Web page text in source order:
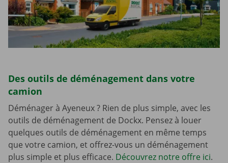
Des outils de déménagement dans votre
camion
Déménager à Ayeneux ? Rien de plus simple, avec les
outils de déménagement de Dockx. Pensez à louer
quelques outils de déménagement en même temps
que votre camion, et offrez-vous un déménagement
plus simple et plus efficace. Découvrez notre offre ici.